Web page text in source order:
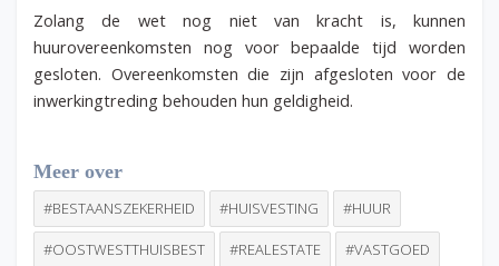
Zolang de wet nog niet van kracht is, kunnen
huurovereenkomsten nog voor bepaalde tijd worden
gesloten. Overeenkomsten die zijn afgesloten voor de
inwerkingtreding behouden hun geldigheid.
Meer over
#BESTAANSZEKERHEID #HUISVESTING #HUUR
#OOSTWESTTHUISBEST #REALESTATE #VASTGOED